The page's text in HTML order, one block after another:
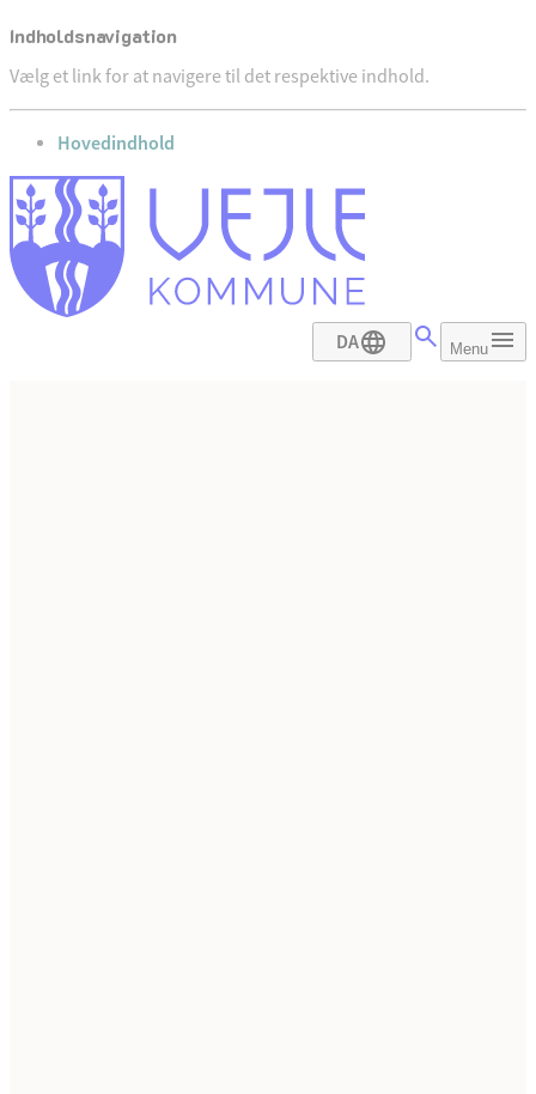
Indholdsnavigation
Vælg et link for at navigere til det respektive indhold.
gå til
Hovedindhold
DA Menu